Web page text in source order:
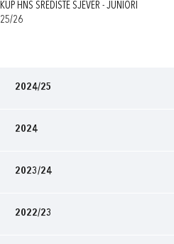
KUP HNS SREDIŠTE SJEVER - JUNIORI
25/26
2024/25
2024
2023/24
2022/23